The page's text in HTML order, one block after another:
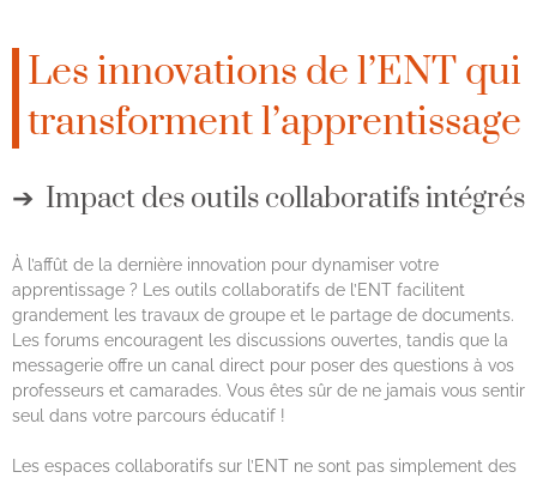
Les innovations de l’ENT qui
transforment l’apprentissage
Impact des outils collaboratifs intégrés
À l’affût de la dernière innovation pour dynamiser votre
apprentissage ? Les outils collaboratifs de l’ENT facilitent
grandement les travaux de groupe et le partage de documents.
Les forums encouragent les discussions ouvertes, tandis que la
messagerie offre un canal direct pour poser des questions à vos
professeurs et camarades. Vous êtes sûr de ne jamais vous sentir
seul dans votre parcours éducatif !
Les espaces collaboratifs sur l’ENT ne sont pas simplement des